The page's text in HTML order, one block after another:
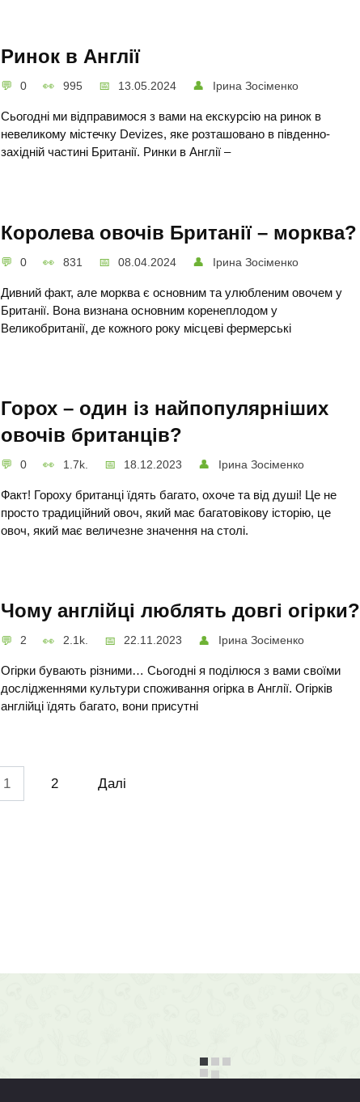
Ринок в Англії
0 995 13.05.2024 Ірина Зосіменко
Сьогодні ми відправимося з вами на екскурсію на ринок в
невеликому містечку Devizes, яке розташовано в південно-
західній частині Британії. Ринки в Англії –
Королева овочів Британії – морква?
0 831 08.04.2024 Ірина Зосіменко
Дивний факт, але морква є основним та улюбленим овочем у
Британії. Вона визнана основним коренеплодом у
Великобританії, де кожного року місцеві фермерські
Горох – один із найпопулярніших
овочів британців?
0 1.7k. 18.12.2023 Ірина Зосіменко
Факт! Гороху британці їдять багато, охоче та від душі! Це не
просто традиційний овоч, який має багатовікову історію, це
овоч, який має величезне значення на столі.
Чому англійці люблять довгі огірки?
2 2.1k. 22.11.2023 Ірина Зосіменко
Огірки бувають різними… Сьогодні я поділюся з вами своїми
дослідженнями культури споживання огірка в Англії. Огірків
англійці їдять багато, вони присутні
1 2 Далі